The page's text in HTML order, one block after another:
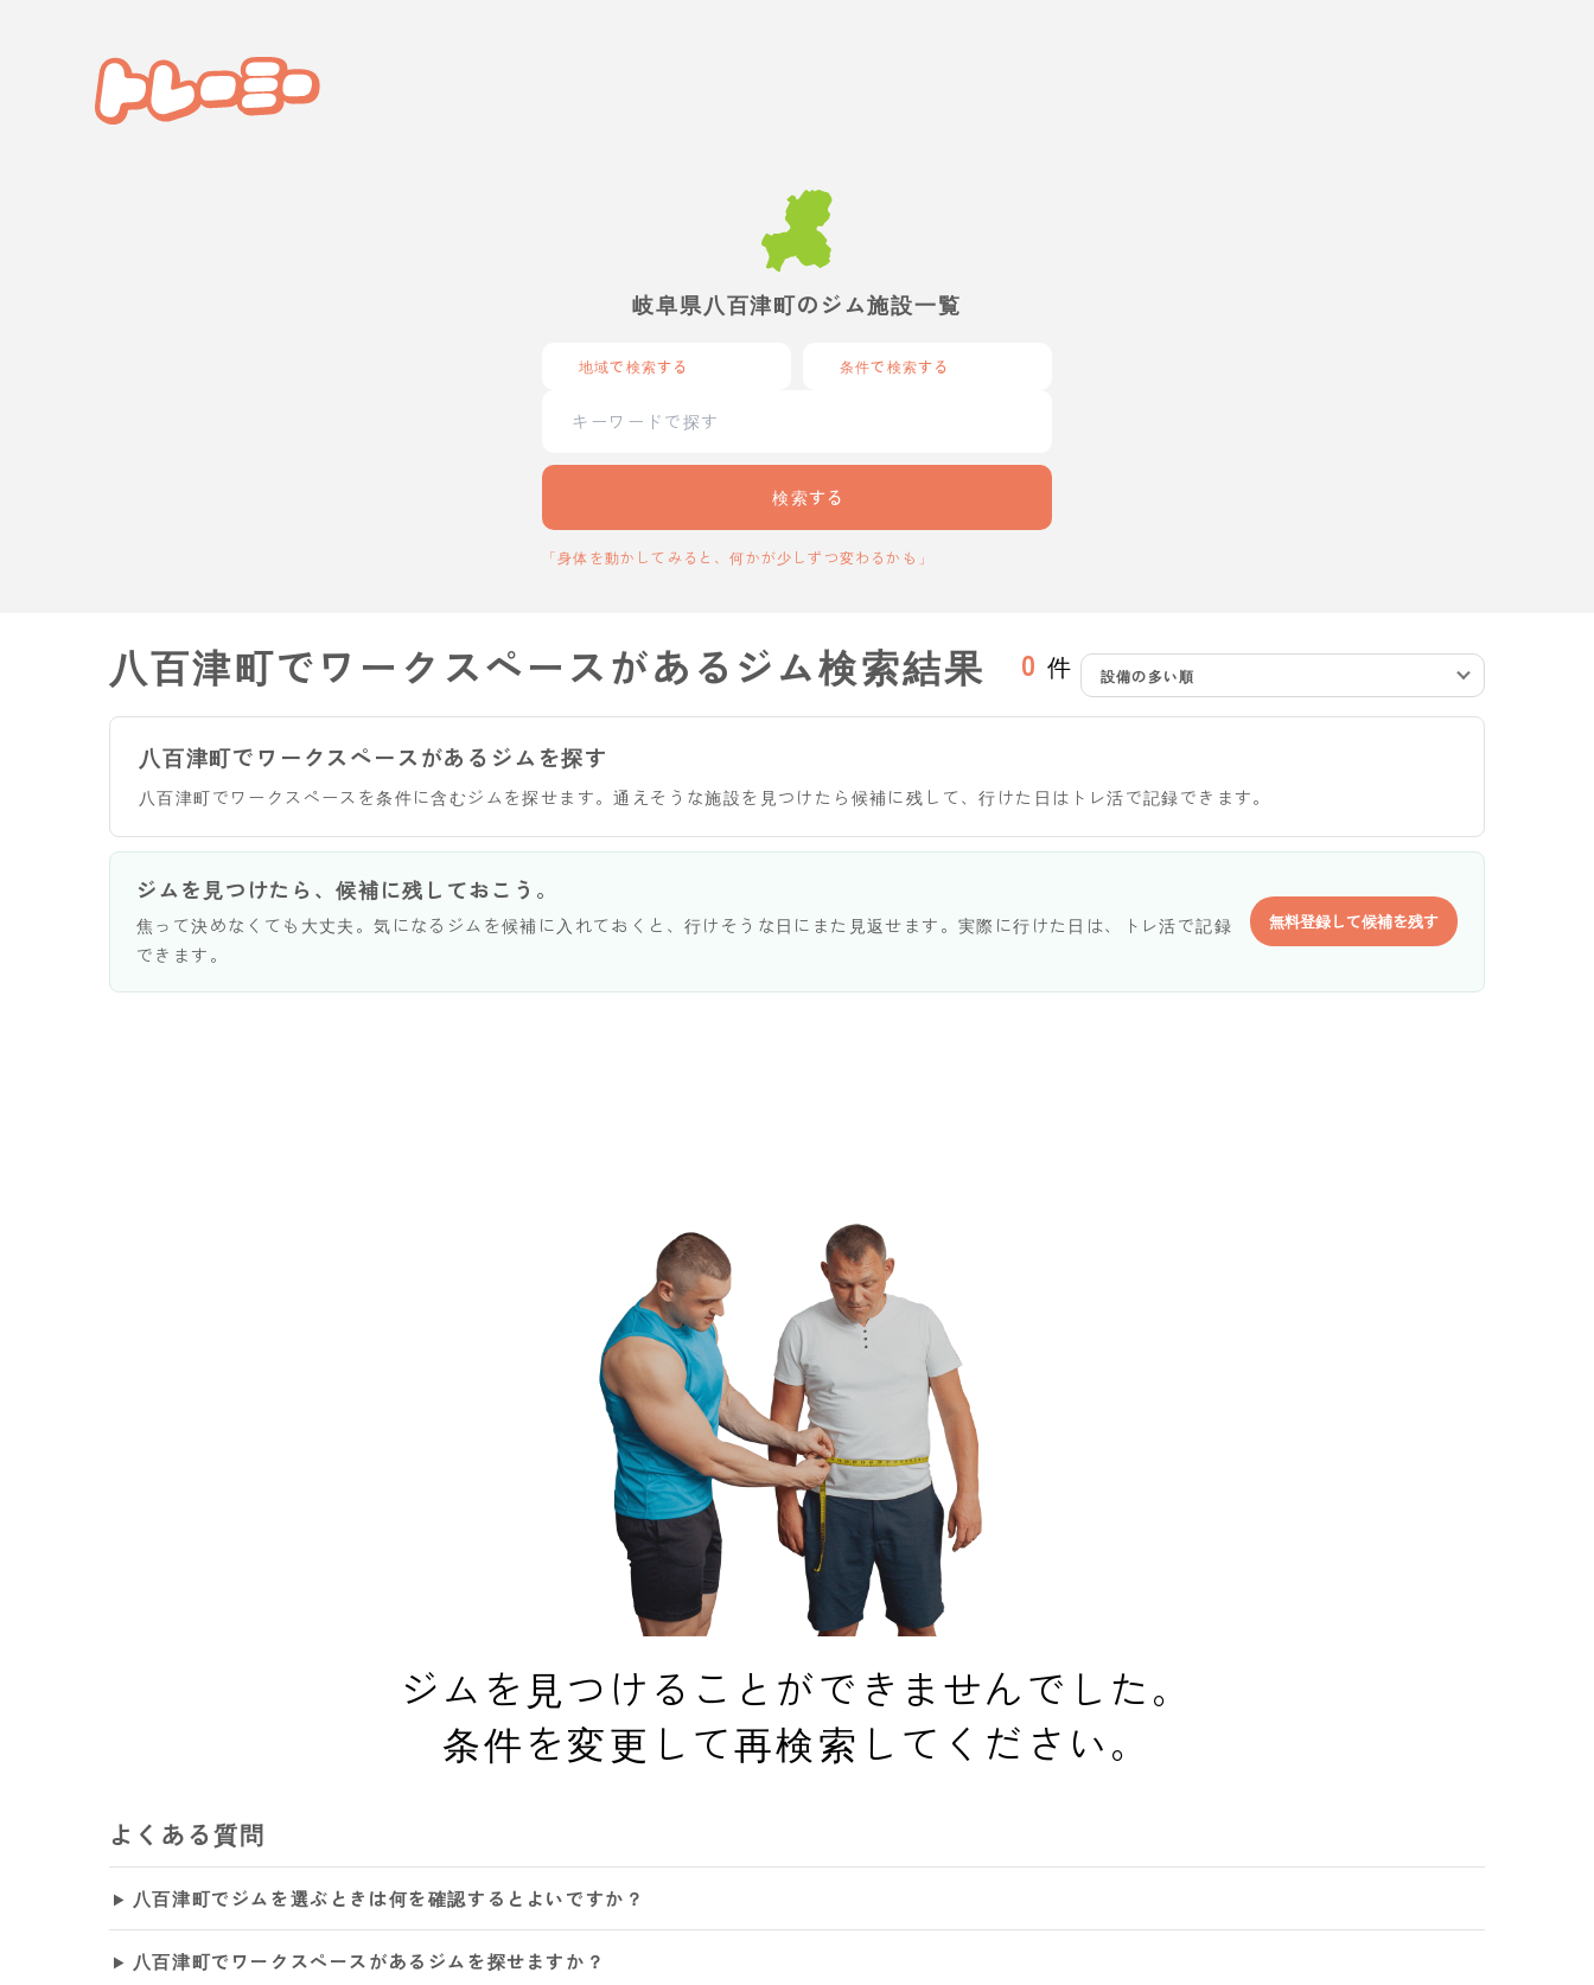
岐阜県八百津町のジム施設一覧
地域で検索する 条件で検索する
検索する
「身体を動かしてみると、何かが少しずつ変わるかも」
八百津町でワークスペースがあるジム検索結果 0 件 設備の多い順
八百津町でワークスペースがあるジムを探す
八百津町でワークスペースを条件に含むジムを探せます。通えそうな施設を見つけたら候補に残して、行けた日はトレ活で記録できます。
ジムを見つけたら、候補に残しておこう。
焦って決めなくても大丈夫。気になるジムを候補に入れておくと、行けそうな日にまた見返せます。実際に行けた日は、トレ活で記録
できます。
無料登録して候補を残す
ジムを見つけることができませんでした。
条件を変更して再検索してください。
よくある質問
八百津町でジムを選ぶときは何を確認するとよいですか？
八百津町でワークスペースがあるジムを探せますか？